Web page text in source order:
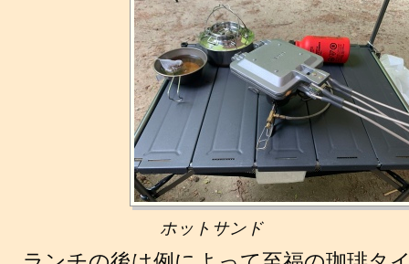
ホットサンド